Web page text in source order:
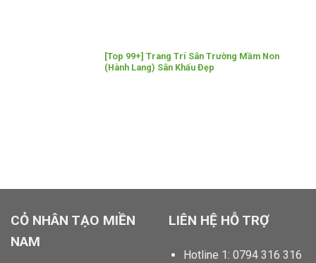
[Top 99+] Trang Trí Sân Trường Mầm Non
(Hành Lang) Sân Khấu Đẹp
CỎ NHÂN TẠO MIỀN
NAM
LIÊN HỆ HỖ TRỢ
Hotline 1: 0794 316 316